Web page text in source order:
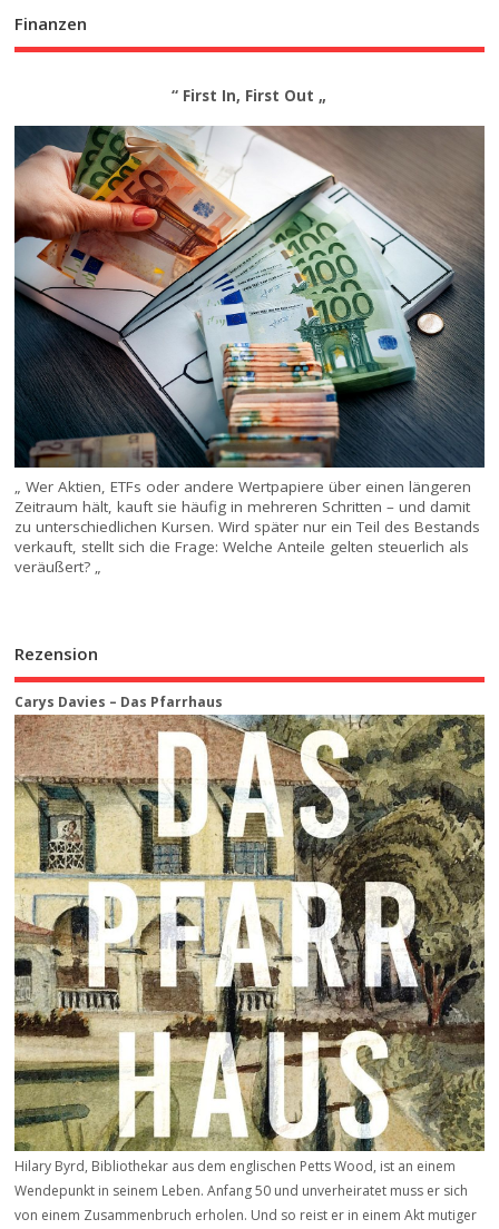
Finanzen
“ First In, First Out „
„ Wer Aktien, ETFs oder andere Wertpapiere über einen längeren
Zeitraum hält, kauft sie häufig in mehreren Schritten – und damit
zu unterschiedlichen Kursen. Wird später nur ein Teil des Bestands
verkauft, stellt sich die Frage: Welche Anteile gelten steuerlich als
veräußert? „
Rezension
Carys Davies – Das Pfarrhaus
Hilary Byrd, Bibliothekar aus dem englischen Petts Wood, ist an einem
Wendepunkt in seinem Leben. Anfang 50 und unverheiratet muss er sich
von einem Zusammenbruch erholen. Und so reist er in einem Akt mutiger